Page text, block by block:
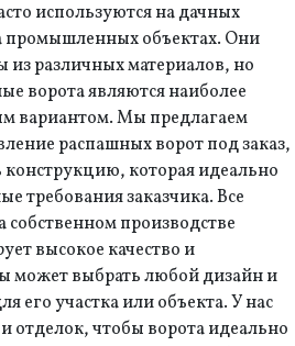
используются на дачных
промышленных объектах. Они
из различных материалов, но
ворота являются наиболее
вариантом. Мы предлагаем
распашных ворот под заказ,
конструкцию, которая идеально
требования заказчика. Все
собственном производстве
высокое качество и
может выбрать любой дизайн и
его участка или объекта. У нас
отделок, чтобы ворота идеально